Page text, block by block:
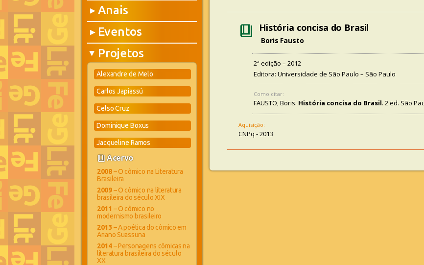
▶ Anais
▶ Eventos
▶ Projetos
Alexandre de Melo
Carlos Japiassú
Celso Cruz
Dominique Boxus
Jacqueline Ramos
book_4Acervo
2008– O cômico na Literatura
Brasileira
2009– O cômico na literatura
brasileira do século XIX
2011 – O cômico no
modernismo brasileiro
2013 – A poética do cômico em
Ariano Suassuna
2014– Personagens cômicas na
literatura brasileira do século
XX
book_4 História concisa do Brasil
Boris Fausto
2ª edição – 2012
Editora: Universidade de São Paulo – São Paulo
Como citar:
FAUSTO, Boris. História concisa do Brasil. 2 ed. São
Aquisição:
CNPq - 2013